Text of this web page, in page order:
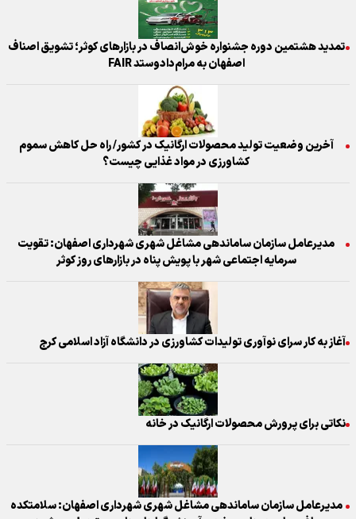
تمدید هشتمین دوره جشنواره خوش‌انصاف در بازارهای کوثر؛ تشویق اصناف
اصفهان به مرام‌دادوستد FAIR
آخرین وضعیت تولید محصولات ارگانیک در کشور/ راه حل کاهش سموم
کشاورزی در مواد غذایی چیست؟
مدیرعامل سازمان ساماندهی مشاغل شهری شهرداری اصفهان: تقویت
سرمایه اجتماعی شهر با پویش پناه در بازارهای روز کوثر
آغاز به کار سرای نوآوری تولیدات کشاورزی در دانشگاه آزاد اسلامی کرج
نکاتی برای پرورش محصولات ارگانیک در خانه
مدیرعامل سازمان ساماندهی مشاغل شهری شهرداری اصفهان: سلامتکده